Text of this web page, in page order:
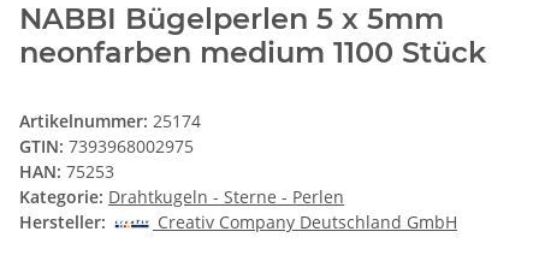
NABBI Bügelperlen 5 x 5mm
neonfarben medium 1100 Stück
Artikelnummer: 25174
GTIN: 7393968002975
HAN: 75253
Kategorie: Drahtkugeln - Sterne - Perlen
Hersteller:
Creativ Company Deutschland GmbH